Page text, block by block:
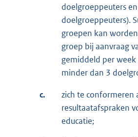
doelgroeppeuters
doelgroeppeuters).
groepen kan
groep bij aanvraag
gemiddeld per
minder dan 3
c.
zich te conformeren
resultaatafspraken
educatie;